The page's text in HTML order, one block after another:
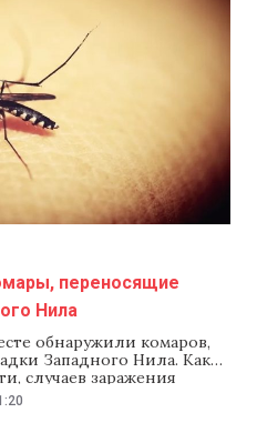
переносящие
Нила
обнаружили комаров,
Западного Нила. Как
случаев заражения
24 июля сообщил
установили в 16 точках